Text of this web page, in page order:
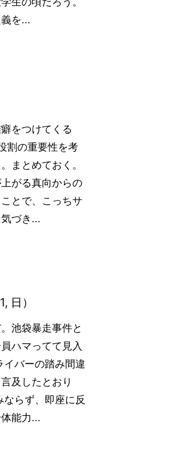
を...
をつけてくる
割の重要性を考
まとめておく。
がる真向からの
とで、こっちサ
づき...
日）
池袋暴走事件と
ハマってて見入
イバーの踏み間違
及したとおり
らず、即座に反
能力...